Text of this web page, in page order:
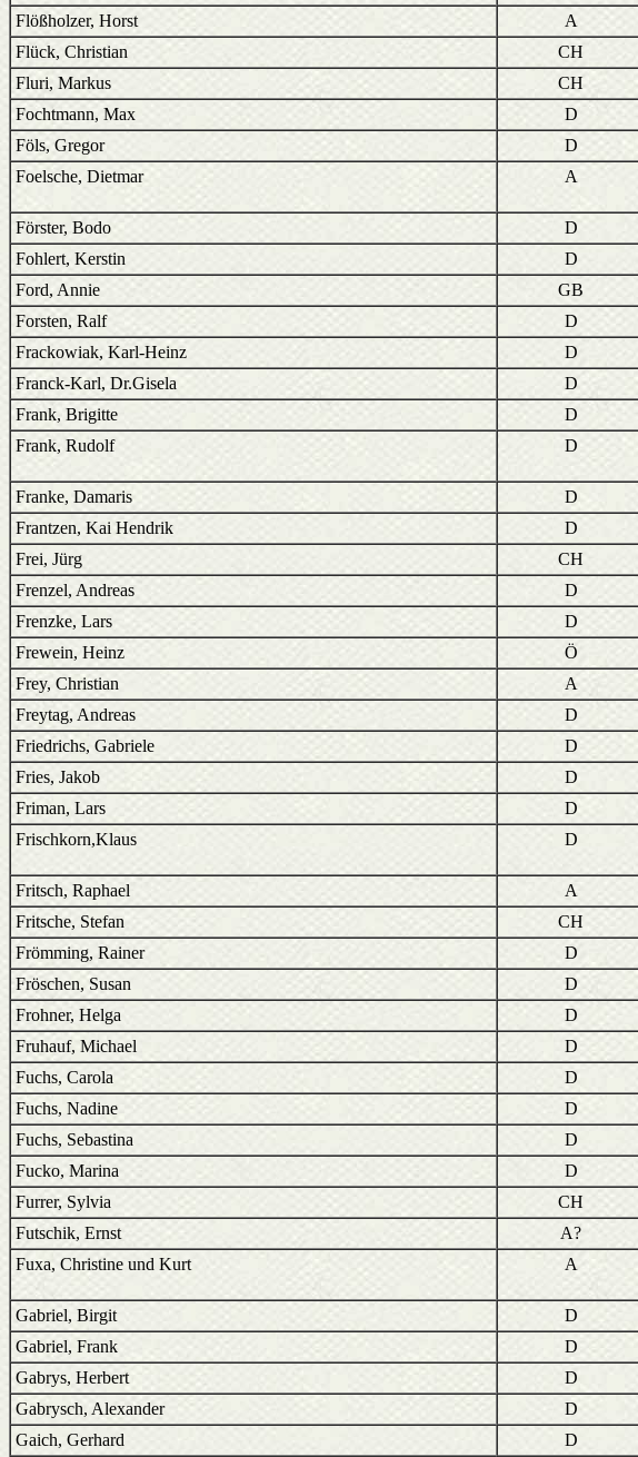
Flößholzer, Horst
A
Flück, Christian
CH
Fluri, Markus
CH
Fochtmann, Max
D
Föls, Gregor
D
Foelsche, Dietmar
A
Förster, Bodo
D
Fohlert, Kerstin
D
Ford, Annie
GB
Forsten, Ralf
D
Frackowiak, Karl-Heinz
D
Franck-Karl, Dr.Gisela
D
Frank, Brigitte
D
Frank, Rudolf
D
Franke, Damaris
D
Frantzen, Kai Hendrik
D
Frei, Jürg
CH
Frenzel, Andreas
D
Frenzke, Lars
D
Frewein, Heinz
Ö
Frey, Christian
A
Freytag, Andreas
D
Friedrichs, Gabriele
D
Fries, Jakob
D
Friman, Lars
D
Frischkorn,Klaus
D
Fritsch, Raphael
A
Fritsche, Stefan
CH
Frömming, Rainer
D
Fröschen, Susan
D
Frohner, Helga
D
Fruhauf, Michael
D
Fuchs, Carola
D
Fuchs, Nadine
D
Fuchs, Sebastina
D
Fucko, Marina
D
Furrer, Sylvia
CH
Futschik, Ernst
A?
Fuxa, Christine und Kurt
A
Gabriel, Birgit
D
Gabriel, Frank
D
Gabrys, Herbert
D
Gabrysch, Alexander
D
Gaich, Gerhard
D